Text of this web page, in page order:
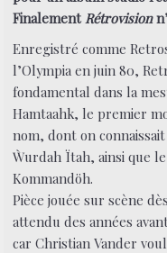
Finalement Rétrovision
Enregistré comme
l’Olympia en juin 80,
fondamental dans la
Hamtaahk, le premier
nom, dont on
Ẁurdah Ïtah, ainsi que
Kommandöh.
Pièce jouée sur scène
attendu des années
car Christian Vander